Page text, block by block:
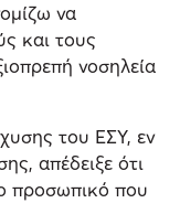
να
και τους
νοσηλεία
του ΕΣΥ, εν
απέδειξε ότι
προσωπικό που